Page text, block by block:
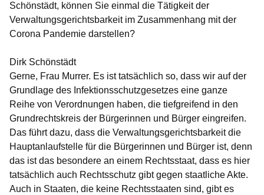
Schönstädt, können Sie einmal die Tätigkeit der
Verwaltungsgerichtsbarkeit im Zusammenhang mit der
Corona Pandemie darstellen?
Dirk Schönstädt
Gerne, Frau Murrer. Es ist tatsächlich so, dass wir auf der
Grundlage des Infektionsschutzgesetzes eine ganze
Reihe von Verordnungen haben, die tiefgreifend in den
Grundrechtskreis der Bürgerinnen und Bürger eingreifen.
Das führt dazu, dass die Verwaltungsgerichtsbarkeit die
Hauptanlaufstelle für die Bürgerinnen und Bürger ist, denn
das ist das besondere an einem Rechtsstaat, dass es hier
tatsächlich auch Rechtsschutz gibt gegen staatliche Akte.
Auch in Staaten, die keine Rechtsstaaten sind, gibt es